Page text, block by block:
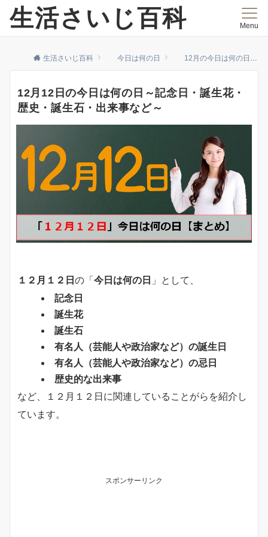
生活さいじ百科 Menu
生活さいじ百科 今日は何の日 12月の今日は何の日
12月12日の今日は何の日～記念日・誕生花・
歴史・誕生石・出来事など～
１２月１２日 の「 今日は何の日 」として、
記念日
誕生花
誕生石
有名人（芸能人や政治家など）の誕生日
有名人（芸能人や政治家など）の忌日
歴史的な出来事
など、１２月１２日に関連していることがらを紹介し
ています。
スポンサーリンク